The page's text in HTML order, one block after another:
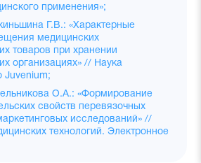
применения»;
Г.В.: «Характерные
медицинских
товаров при хранении
организациях» // Наука
О.А.: «Формирование
свойств перевязочных
исследований» //
технологий. Электронное